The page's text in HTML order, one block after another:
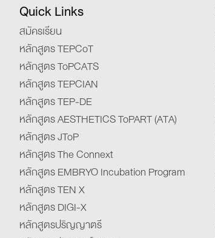
Quick Links
สมัครเรียน
หลักสูตร TEPCoT
หลักสูตร ToPCATS
หลักสูตร TEPCIAN
หลักสูตร TEP-DE
หลักสูตร AESTHETICS ToPART (ATA)
หลักสูตร JToP
หลักสูตร The Connext
หลักสูตร EMBRYO Incubation Program
หลักสูตร TEN X
หลักสูตร DIGI-X
หลักสูตรปริญญาตรี